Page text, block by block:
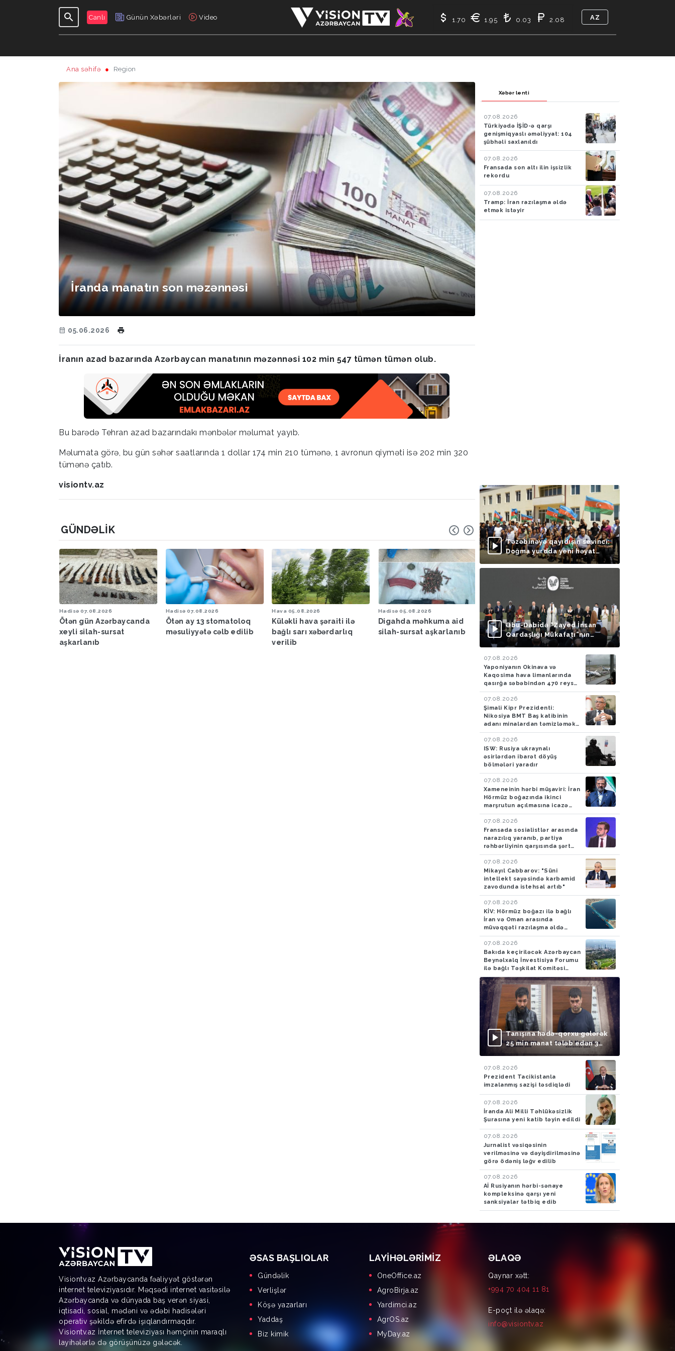
Canlı Günün Xəbərləri Video
GÜNDƏLIK
1.70 1.95 0.03 2.08 AZ
Ana səhifə Region
İranda manatın son məzənnəsi
05.06.2026
İranın azad bazarında Azərbaycan manatının məzənnəsi 102 min 547 tümən tümən olub.
Bu barədə Tehran azad bazarındakı mənbələr məlumat yayıb.
Məlumata görə, bu gün səhər saatlarında 1 dollar 174 min 210 tümənə, 1 avronun qiyməti isə 202 min 320
tümənə çatıb.
visiontv.az
GÜNDƏLIK
Hadisə 07.08.2026
Ötən gün Azərbaycanda
xeyli silah-sursat
aşkarlanıb
Hadisə 07.08.2026
Ötən ay 13 stomatoloq
məsuliyyətə cəlb edilib
Hava 05.08.2026
Küləkli hava şəraiti ilə
bağlı sarı xəbərdarlıq
verilib
Hadisə 05.08.2026
Digahda məhkuma aid
silah-sursat aşkarlanıb
Hava 05.08.2026
Bakıya yağış yağacaq
Hadisə 05.08.2026
Azərbaycan
İrandan Britaniyaya
aparan maşında 4,5
tiryək aşkarlayıblar-
FOTO
Xəbər lenti
07.08.2026
Türkiyədə İŞİD-ə qarşı
genişmiqyaslı əməliyyat: 104
şübhəli saxlanıldı
07.08.2026
Fransada son altı ilin işsizlik
rekordu
07.08.2026
Tramp: İran razılaşma əldə
etmək istəyir
Təzəbinəyə qayıdışın sevinci:
Doğma yurdda yeni həyat
başlayır
Əbu-Dabidə “Zayed İnsan
Qardaşlığı Mükafatı”nın
təqdimolunma mərasimi
07.08.2026
Yaponiyanın Okinava və
Kaqosima hava limanlarında
qasırğa səbəbindən 470 reys
ləğv edilib
07.08.2026
Şimali Kipr Prezidenti:
Nikosiya BMT Baş katibinin
adanı minalardan təmizləmək
təklifini rədd edib
07.08.2026
ISW: Rusiya ukraynalı
əsirlərdən ibarət döyüş
bölmələri yaradır
07.08.2026
Xameneinin hərbi müşaviri: İran
Hörmüz boğazında ikinci
marşrutun açılmasına icazə
verməyəcək
07.08.2026
Fransada sosialistlər arasında
narazılıq yaranıb, partiya
rəhbərliyinin qarşısında şərt
qoyulub
07.08.2026
Mikayıl Cabbarov: "Süni
intellekt sayəsində karbamid
zavodunda istehsal artıb"
07.08.2026
KİV: Hörmüz boğazı ilə bağlı
İran və Oman arasında
müvəqqəti razılaşma əldə
olunub
07.08.2026
Bakıda keçiriləcək Azərbaycan
Beynəlxalq İnvestisiya Forumu
ilə bağlı Təşkilat Komitəsi
yaradılıb
Tanışına hədə-qorxu gələrək
25 min manat tələb edən 3
nəfər saxlanılıb
07.08.2026
Prezident Tacikistanla
imzalanmış sazişi təsdiqlədi
07.08.2026
İranda Ali Milli Təhlükəsizlik
Şurasına yeni katib təyin edildi
07.08.2026
Jurnalist vəsiqəsinin
verilməsinə və dəyişdirilməsinə
görə ödəniş ləğv edilib
07.08.2026
Aİ Rusiyanın hərbi-sənaye
kompleksinə qarşı yeni
sanksiyalar tətbiq edib
Visiontv.az Azərbaycanda fəaliyyət göstərən
internet televiziyasıdır. Məqsədi internet vasitəsilə
Azərbaycanda və dünyada baş verən siyasi,
iqtisadi, sosial, mədəni və ədəbi hadisələri
operativ şəkildə efirdə işıqlandırmaqdır.
Visiontv.az İnternet televiziyası həmçinin maraqlı
layihələrlə də görüşünüzə gələcək.
ƏSAS BAŞLIQLAR
Gündəlik
Verlişlər
Köşə yazarları
Yaddaş
Biz kimik
LAYIHƏLƏRIMIZ
OneOffice.az
AgroBirja.az
Yardimci.az
AgrOS.az
MyDay.az
ƏLAQƏ
Qaynar xətt:
+994 70 404 11 81
E-poçt ilə əlaqə:
info@visiontv.az